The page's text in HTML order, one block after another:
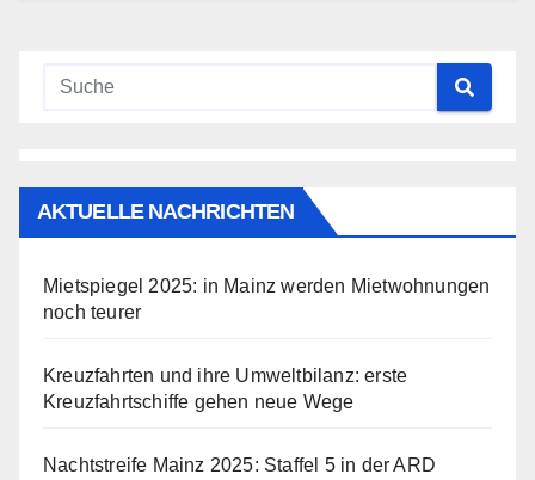
AKTUELLE NACHRICHTEN
Mietspiegel 2025: in Mainz werden Mietwohnungen
noch teurer
Kreuzfahrten und ihre Umweltbilanz: erste
Kreuzfahrtschiffe gehen neue Wege
Nachtstreife Mainz 2025: Staffel 5 in der ARD